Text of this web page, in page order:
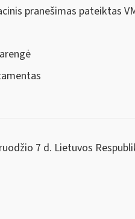
pranešimas pateiktas
7 d. Lietuvos